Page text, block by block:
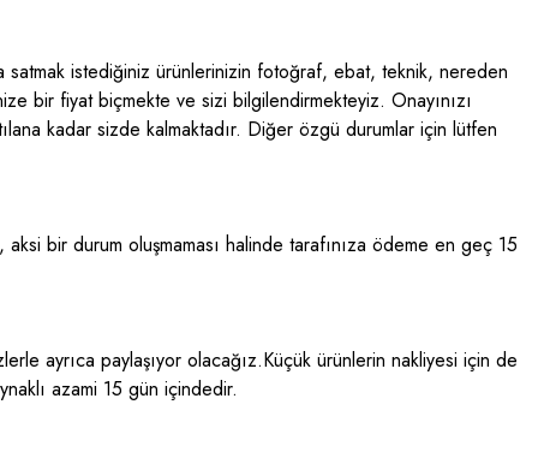
istediğiniz ürünlerinizin fotoğraf, ebat, teknik, nereden
bir fiyat biçmekte ve sizi bilgilendirmekteyiz. Onayınızı
kadar sizde kalmaktadır. Diğer özgü durumlar için lütfen
bir durum oluşmaması halinde tarafınıza ödeme en geç 15
ayrıca paylaşıyor olacağız.Küçük ürünlerin nakliyesi için de
azami 15 gün içindedir.